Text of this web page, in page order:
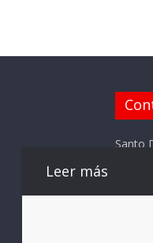
Santo
Leer más